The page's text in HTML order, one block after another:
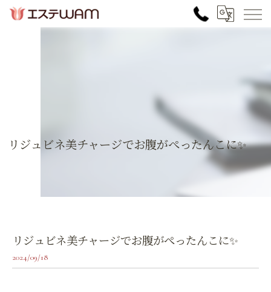
リジュビネ美チャージでお腹がぺったんこに✨
リジュビネ美チャージでお腹がぺったんこに✨
2024/09/18